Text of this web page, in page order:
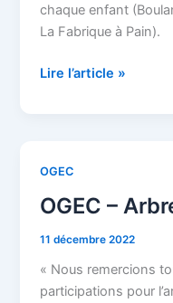
chaque enfant
La Fabrique à Pain).
Lire l’article »
OGEC
OGEC –
11 décembre 2022
« Nous remercions
participations pour
OGEC
Arbre
de